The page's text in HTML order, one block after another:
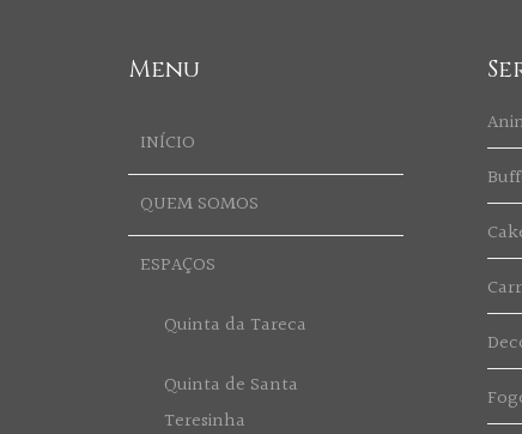
Menu
INÍCIO
QUEM SOMOS
ESPAÇOS
Quinta da Tareca
Quinta de Santa
Teresinha